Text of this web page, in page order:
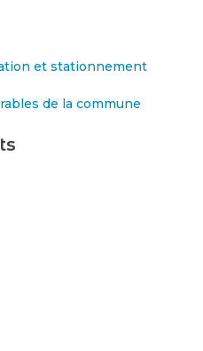
et stationnement
de la commune